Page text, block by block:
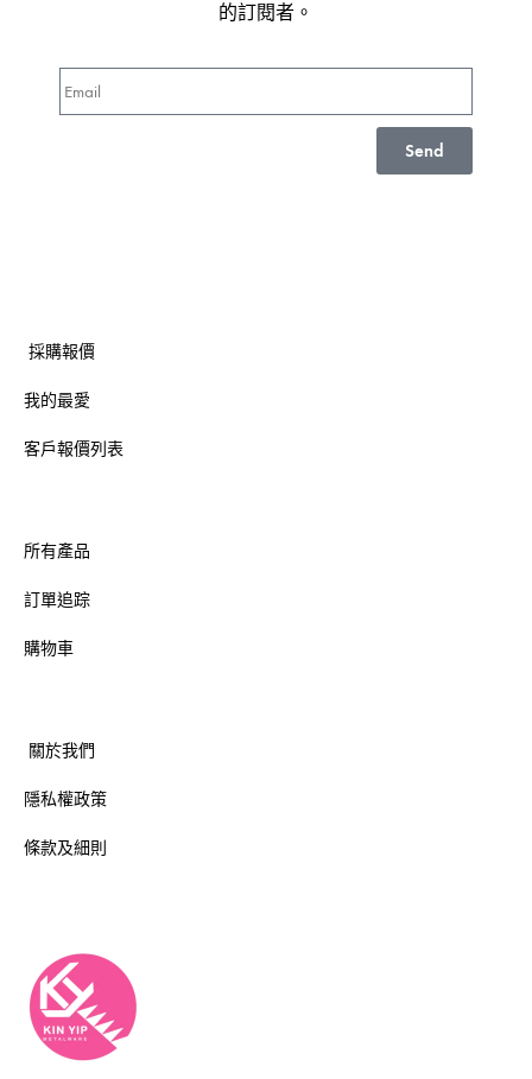
的訂閱者。
Send
採購報價
我的最愛
客戶報價列表
所有產品
訂單追踪
購物車
關於我們
隱私權政策
條款及細則